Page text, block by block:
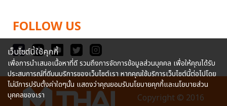
FOLLOW US
Copyright © 2016
เว็บไซต์นี้ใช้คุกกี้
เพื่อการนำเสนอเนื้อหาที่ดี รวมถึงการจัดการข้อมูลส่วนบุคคล เพื่อให้คุณได้รับ
ประสบการณ์ที่ดีบนบริการของเว็บไซต์เรา หากคุณใช้บริการเว็บไซต์นี้ต่อไปโดย
ไม่มีการปรับตั้งค่าใดๆนั้น แสดงว่าคุณยอมรับนโยบายคุกกี้และนโยบายส่วน
บุคคลของเรา